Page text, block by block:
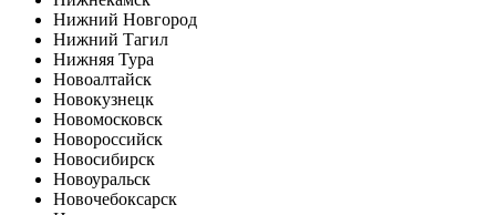
Нижний Новгород
Нижний Тагил
Нижняя Тура
Новоалтайск
Новокузнецк
Новомосковск
Новороссийск
Новосибирск
Новоуральск
Новочебоксарск